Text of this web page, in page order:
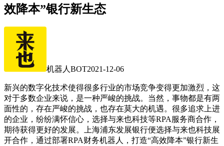
效降本”银行新生态
机器人BOT2021-12-06
新兴的数字化技术使得很多行业的市场竞争变得更加激烈，这
对于多数企业来说，是一种严峻的挑战。当然，事物都是有两
面性的，存在严峻的挑战，也存在莫大的机遇。很多追求上进
的企业，纷纷满怀信心，选择与来也科技等RPA服务商合作，
期待获得更好的发展。上海浦东发展银行便选择与来也科技展
开合作，通过部署RPA财务机器人，打造“高效降本”银行新生